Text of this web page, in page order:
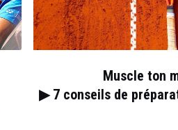
Muscle ton
▶︎ 7 conseils de